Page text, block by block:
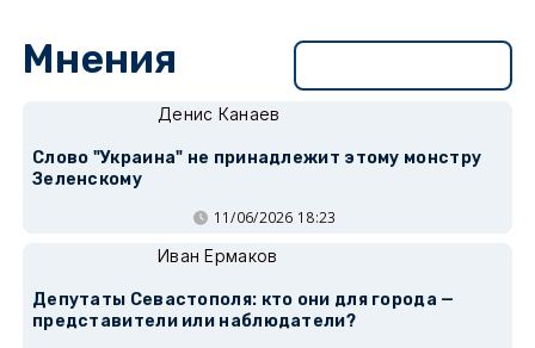
Мнения
Денис Канаев
Слово "Украина" не принадлежит этому монстру
Зеленскому
11/06/2026 18:23
Иван Ермаков
Депутаты Севастополя: кто они для города —
представители или наблюдатели?